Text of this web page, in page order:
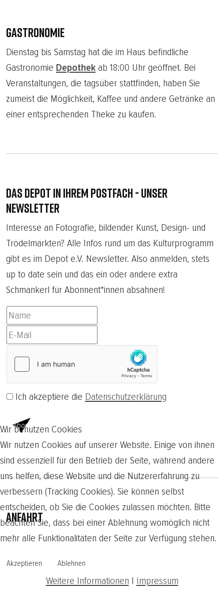
GASTRONOMIE
Dienstag bis Samstag hat die im Haus befindliche
Gastronomie Depothek ab 18:00 Uhr geöffnet. Bei
Veranstaltungen, die tagsüber stattfinden, haben Sie
zumeist die Möglichkeit, Kaffee und andere Getränke an
einer entsprechenden Theke zu kaufen.
DAS DEPOT IN IHREM POSTFACH - UNSER
NEWSLETTER
Interesse an Fotograﬁe, bildender Kunst, Design- und
Trödelmärkten? Alle Infos rund um das Kulturprogramm
gibt es im Depot e.V. Newsletter. Also anmelden, stets
up to date sein und das ein oder andere extra
Schmankerl für Abonnent*innen absahnen!
Ich akzeptiere die Datenschutzerklärung
Abonnieren
ANFAHRT
Wir benutzen Cookies
Wir nutzen Cookies auf unserer Website. Einige von ihnen
sind essenziell für den Betrieb der Seite, während andere
uns helfen, diese Website und die Nutzererfahrung zu
verbessern (Tracking Cookies). Sie können selbst
entscheiden, ob Sie die Cookies zulassen möchten. Bitte
beachten Sie, dass bei einer Ablehnung womöglich nicht
mehr alle Funktionalitäten der Seite zur Verfügung stehen.
Akzeptieren Ablehnen
Weitere Informationen | Impressum